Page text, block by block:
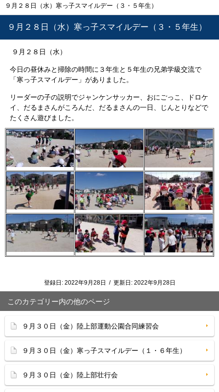
９月２８日（水）寒っ子スマイルデー（３・５年生）
９月２８日（水）寒っ子スマイルデー（３・５年生）
９月２８日（水）
今日の昼休みと掃除の時間に３年生と５年生の兄弟学級交流で
「寒っ子スマイルデー」がありました。
リーダーの子の説明でジャンケンサッカー、おにごっこ、ドロケ
イ、だるまさんがころんだ、だるまさんの一日、じんとりなどで
たくさん遊びました。
登録日: 2022年9月28日 / 更新日: 2022年9月28日
このカテゴリー内の他のページ
９月３０日（金）陸上部運動公園合同練習会
９月３０日（金）寒っ子スマイルデー（１・６年生）
９月３０日（金）陸上部壮行会